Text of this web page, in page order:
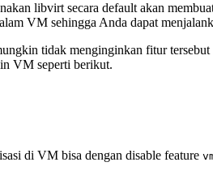
libvirt secara default akan
VM sehingga Anda dapat
tidak menginginkan fitur
VM seperti berikut.
di VM bisa dengan disable feature